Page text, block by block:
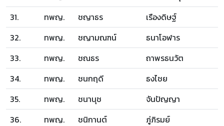
31.
ทพญ. ชญาธร
เรืองดิษฐ์
32.
ทพญ. ชญามณฑน์
ธนาโอฬาร
33.
ทพญ. ชณธร
ถาพรธนวัต
34.
ทพญ. ชนกฤดี
ธงไชย
35.
ทพญ. ชนานุช
จันปัญญา
36.
ทพญ. ชนิกานต์
ภู่ภิรมย์